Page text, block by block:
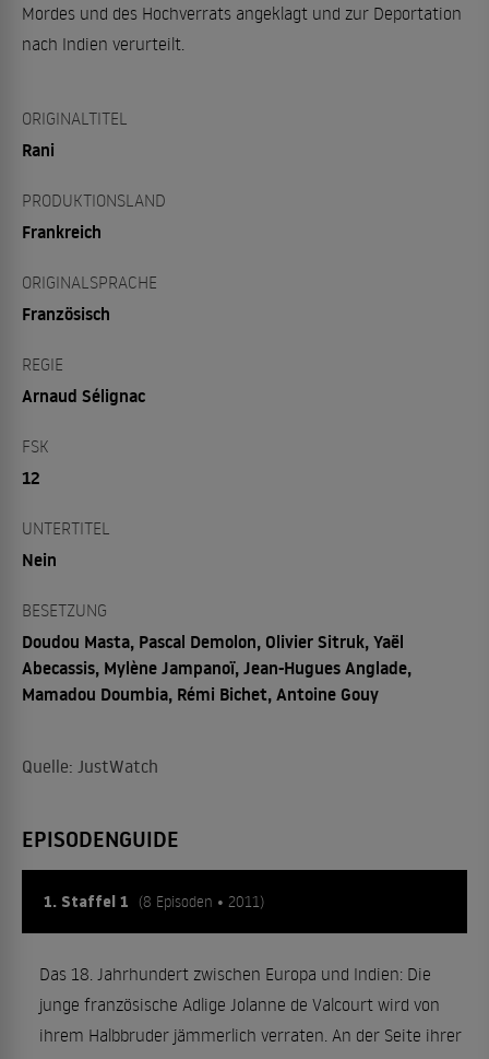
Mordes und des Hochverrats angeklagt und zur Deportation
nach Indien verurteilt.
ORIGINALTITEL
Rani
PRODUKTIONSLAND
Frankreich
ORIGINALSPRACHE
Französisch
REGIE
Arnaud Sélignac
FSK
12
UNTERTITEL
Nein
BESETZUNG
Doudou Masta, Pascal Demolon, Olivier Sitruk, Yaël
Abecassis, Mylène Jampanoï, Jean-Hugues Anglade,
Mamadou Doumbia, Rémi Bichet, Antoine Gouy
Quelle: JustWatch
EPISODENGUIDE
1. Staffel 1 (8 Episoden • 2011)
Das 18. Jahrhundert zwischen Europa und Indien: Die
junge französische Adlige Jolanne de Valcourt wird von
ihrem Halbbruder jämmerlich verraten. An der Seite ihrer